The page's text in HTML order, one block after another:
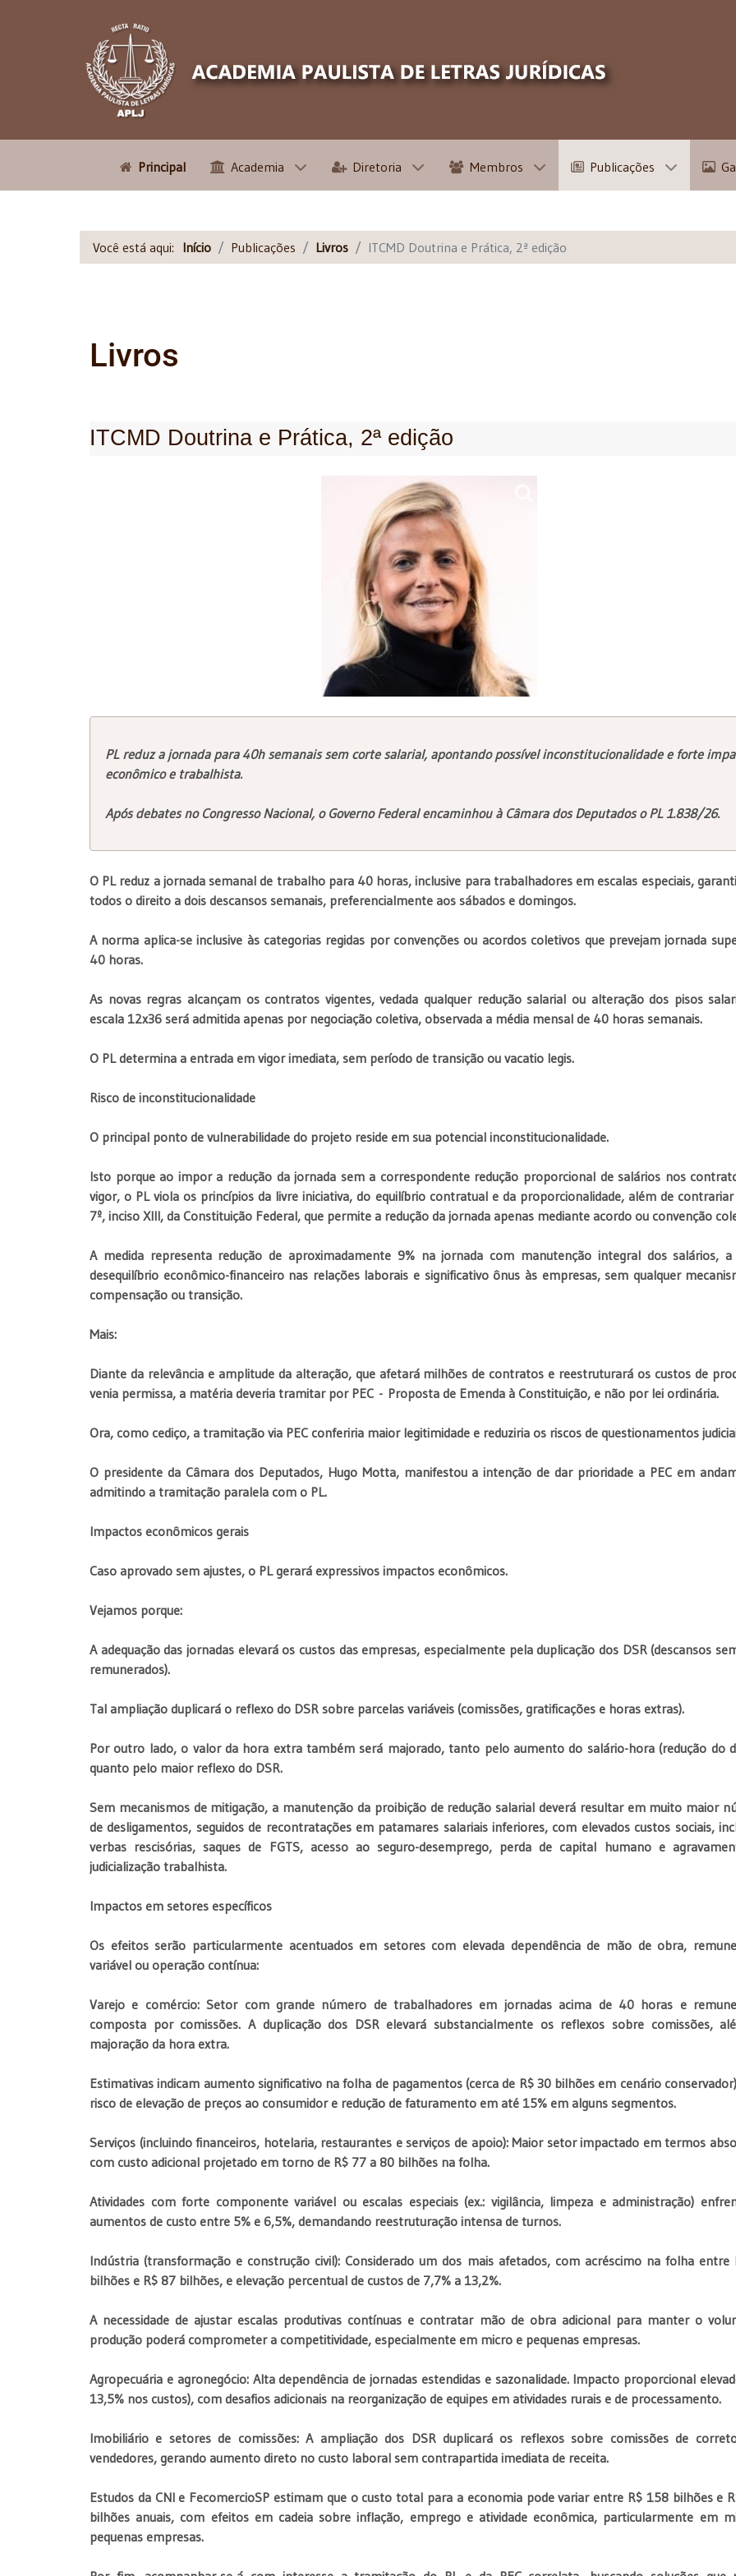
Principal Academia Diretoria Membros Publicações
Você está aqui: Início Publicações Livros ITCMD Doutrina e Prática, 2ª edição
Livros
ITCMD Doutrina e Prática, 2ª edição
PL reduz a jornada para 40h semanais sem corte salarial, apontando possível inconstitucionalidade e forte
econômico e trabalhista.
Após debates no Congresso Nacional, o Governo Federal encaminhou à Câmara dos Deputados o PL 1.838/26.
O PL reduz a jornada semanal de trabalho para 40 horas, inclusive para trabalhadores em escalas especiais,
todos o direito a dois descansos semanais, preferencialmente aos sábados e domingos.
A norma aplica-se inclusive às categorias regidas por convenções ou acordos coletivos que prevejam jornada
40 horas.
As novas regras alcançam os contratos vigentes, vedada qualquer redução salarial ou alteração dos pisos
escala 12x36 será admitida apenas por negociação coletiva, observada a média mensal de 40 horas semanais.
O PL determina a entrada em vigor imediata, sem período de transição ou vacatio legis.
Risco de inconstitucionalidade
O principal ponto de vulnerabilidade do projeto reside em sua potencial inconstitucionalidade.
Isto porque ao impor a redução da jornada sem a correspondente redução proporcional de salários nos
vigor, o PL viola os princípios da livre iniciativa, do equilíbrio contratual e da proporcionalidade, além de
7º, inciso XIII, da Constituição Federal, que permite a redução da jornada apenas mediante acordo ou convenção
A medida representa redução de aproximadamente 9% na jornada com manutenção integral dos salários,
desequilíbrio econômico-financeiro nas relações laborais e significativo ônus às empresas, sem qualquer
compensação ou transição.
Mais:
Diante da relevância e amplitude da alteração, que afetará milhões de contratos e reestruturará os custos de
venia permissa, a matéria deveria tramitar por PEC - Proposta de Emenda à Constituição, e não por lei ordinária.
Ora, como cediço, a tramitação via PEC conferiria maior legitimidade e reduziria os riscos de questionamentos
O presidente da Câmara dos Deputados, Hugo Motta, manifestou a intenção de dar prioridade a PEC em
admitindo a tramitação paralela com o PL.
Impactos econômicos gerais
Caso aprovado sem ajustes, o PL gerará expressivos impactos econômicos.
Vejamos porque:
A adequação das jornadas elevará os custos das empresas, especialmente pela duplicação dos DSR (descansos
remunerados).
Tal ampliação duplicará o reflexo do DSR sobre parcelas variáveis (comissões, gratificações e horas extras).
Por outro lado, o valor da hora extra também será majorado, tanto pelo aumento do salário-hora (redução do
quanto pelo maior reflexo do DSR.
Sem mecanismos de mitigação, a manutenção da proibição de redução salarial deverá resultar em muito maior
de desligamentos, seguidos de recontratações em patamares salariais inferiores, com elevados custos sociais,
verbas rescisórias, saques de FGTS, acesso ao seguro-desemprego, perda de capital humano e
judicialização trabalhista.
Impactos em setores específicos
Os efeitos serão particularmente acentuados em setores com elevada dependência de mão de obra,
variável ou operação contínua:
Varejo e comércio: Setor com grande número de trabalhadores em jornadas acima de 40 horas e
composta por comissões. A duplicação dos DSR elevará substancialmente os reflexos sobre comissões,
majoração da hora extra.
Estimativas indicam aumento significativo na folha de pagamentos (cerca de R$ 30 bilhões em cenário
risco de elevação de preços ao consumidor e redução de faturamento em até 15% em alguns segmentos.
Serviços (incluindo financeiros, hotelaria, restaurantes e serviços de apoio): Maior setor impactado em termos
com custo adicional projetado em torno de R$ 77 a 80 bilhões na folha.
Atividades com forte componente variável ou escalas especiais (ex.: vigilância, limpeza e administração)
aumentos de custo entre 5% e 6,5%, demandando reestruturação intensa de turnos.
Indústria (transformação e construção civil): Considerado um dos mais afetados, com acréscimo na folha entre
bilhões e R$ 87 bilhões, e elevação percentual de custos de 7,7% a 13,2%.
A necessidade de ajustar escalas produtivas contínuas e contratar mão de obra adicional para manter o
produção poderá comprometer a competitividade, especialmente em micro e pequenas empresas.
Agropecuária e agronegócio: Alta dependência de jornadas estendidas e sazonalidade. Impacto proporcional
13,5% nos custos), com desafios adicionais na reorganização de equipes em atividades rurais e de processamento.
Imobiliário e setores de comissões: A ampliação dos DSR duplicará os reflexos sobre comissões de
vendedores, gerando aumento direto no custo laboral sem contrapartida imediata de receita.
Estudos da CNI e FecomercioSP estimam que o custo total para a economia pode variar entre R$ 158 bilhões e
bilhões anuais, com efeitos em cadeia sobre inflação, emprego e atividade econômica, particularmente em
pequenas empresas.